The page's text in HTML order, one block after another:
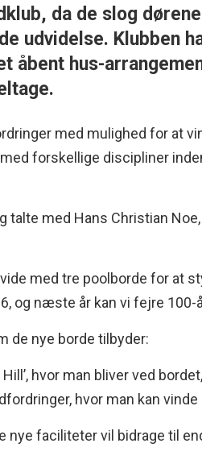
da de slog
udvidelse. Klubben
åbent hus-
med mulighed for at
forskellige discipliner
med Hans Christian
med tre poolborde for at
og næste år kan vi fejre 100-
de nye borde tilbyder:
hvor man bliver ved
hvor man kan
nye faciliteter vil bidrage til